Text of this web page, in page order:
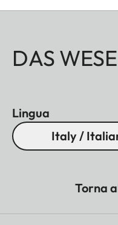
DAS
Lingua
Italy /
Torna